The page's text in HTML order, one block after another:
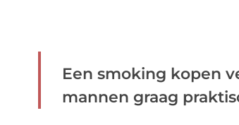
Een smoking kopen
mannen graag